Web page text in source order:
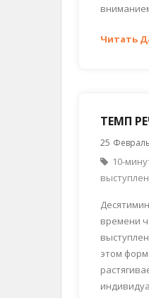
Читать
ТЕМП
25 Февраль
10-
времени
этом